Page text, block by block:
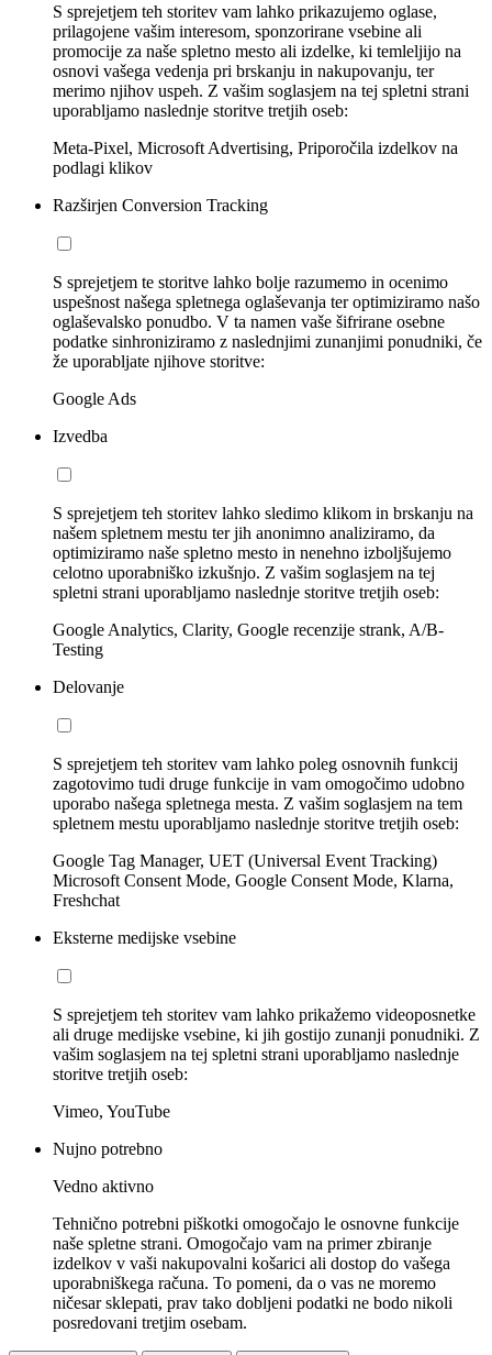
S sprejetjem teh storitev vam lahko prikazujemo oglase,
prilagojene vašim interesom, sponzorirane vsebine ali
promocije za naše spletno mesto ali izdelke, ki temleljijo na
osnovi vašega vedenja pri brskanju in nakupovanju, ter
merimo njihov uspeh. Z vašim soglasjem na tej spletni strani
uporabljamo naslednje storitve tretjih oseb:
Meta-Pixel, Microsoft Advertising, Priporočila izdelkov na
podlagi klikov
Razširjen Conversion Tracking
S sprejetjem te storitve lahko bolje razumemo in ocenimo
uspešnost našega spletnega oglaševanja ter optimiziramo našo
oglaševalsko ponudbo. V ta namen vaše šifrirane osebne
podatke sinhroniziramo z naslednjimi zunanjimi ponudniki, če
že uporabljate njihove storitve:
Google Ads
Izvedba
S sprejetjem teh storitev lahko sledimo klikom in brskanju na
našem spletnem mestu ter jih anonimno analiziramo, da
optimiziramo naše spletno mesto in nenehno izboljšujemo
celotno uporabniško izkušnjo. Z vašim soglasjem na tej
spletni strani uporabljamo naslednje storitve tretjih oseb:
Google Analytics, Clarity, Google recenzije strank, A/B-
Testing
Delovanje
S sprejetjem teh storitev vam lahko poleg osnovnih funkcij
zagotovimo tudi druge funkcije in vam omogočimo udobno
uporabo našega spletnega mesta. Z vašim soglasjem na tem
spletnem mestu uporabljamo naslednje storitve tretjih oseb:
Google Tag Manager, UET (Universal Event Tracking)
Microsoft Consent Mode, Google Consent Mode, Klarna,
Freshchat
Eksterne medijske vsebine
S sprejetjem teh storitev vam lahko prikažemo videoposnetke
ali druge medijske vsebine, ki jih gostijo zunanji ponudniki. Z
vašim soglasjem na tej spletni strani uporabljamo naslednje
storitve tretjih oseb:
Vimeo, YouTube
Nujno potrebno
Vedno aktivno
Tehnično potrebni piškotki omogočajo le osnovne funkcije
naše spletne strani. Omogočajo vam na primer zbiranje
izdelkov v vaši nakupovalni košarici ali dostop do vašega
uporabniškega računa. To pomeni, da o vas ne moremo
ničesar sklepati, prav tako dobljeni podatki ne bodo nikoli
posredovani tretjim osebam.